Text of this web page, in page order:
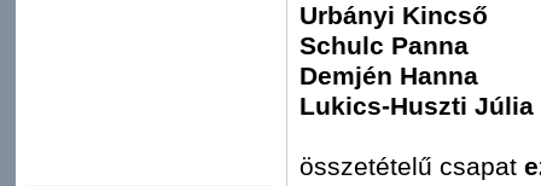
Urbányi Kincső
Schulc Panna
Demjén Hanna
Lukics-Huszti Júlia
összetételű csapat